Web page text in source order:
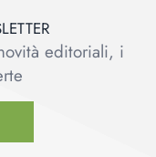
editoriali, i